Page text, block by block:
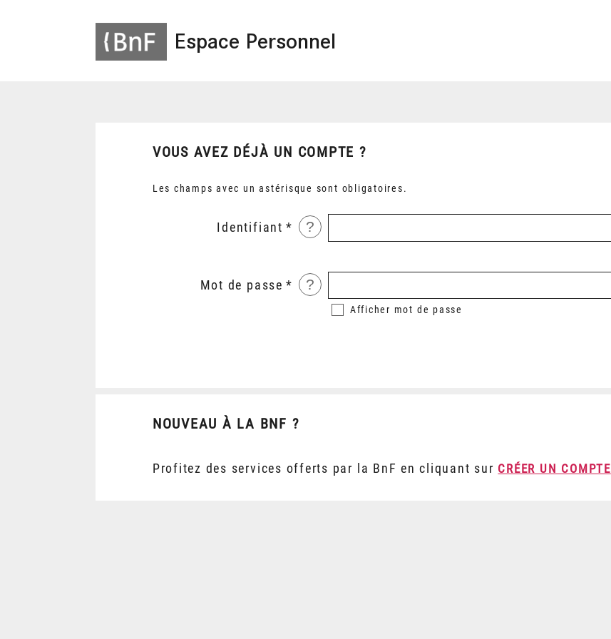
Espace Personnel
VOUS AVEZ DÉJÀ UN COMPTE ?
Les champs avec un astérisque sont obligatoires.
Identifiant ?
Mot de passe ?
Afficher mot de passe
NOUVEAU À LA BNF ?
Profitez des services offerts par la BnF en cliquant sur CRÉER UN COMPTE